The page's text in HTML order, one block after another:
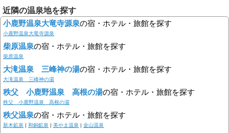
近隣の温泉地を探す
小鹿野温泉大竜寺源泉の宿・ホテル・旅館を探す
小鹿野温泉大竜寺源泉
柴原温泉の宿・ホテル・旅館を探す
柴原温泉
大滝温泉 三峰神の湯の宿・ホテル・旅館を探す
大滝温泉 三峰神の湯
秩父 小鹿野温泉 高根の湯の宿・ホテル・旅館を探す
秩父 小鹿野温泉 高根の湯
秩父温泉の宿・ホテル・旅館を探す
新木鉱泉 | 和銅鉱泉 | 美やま温泉 | 金山温泉